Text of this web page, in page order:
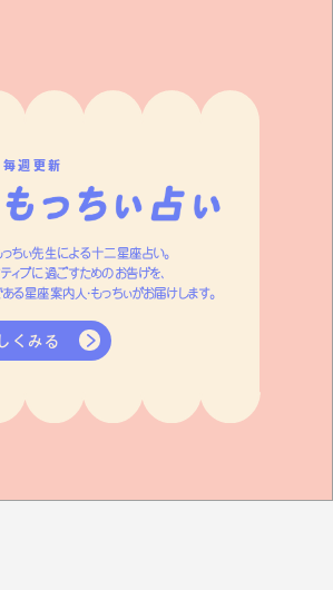
毎週更新
ちぃ先生による十二星座占い。
ィブに過ごすためのお告げを、
る星座案内人・もっちぃがお届けします。
くみる